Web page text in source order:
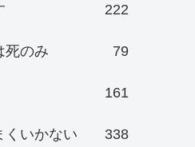
222
死のみ 79
161
いかない 338